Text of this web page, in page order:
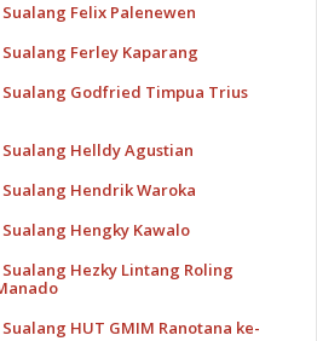
Felix Palenewen
Ferley Kaparang
Godfried Timpua Trius
Helldy Agustian
Hendrik Waroka
Hengky Kawalo
Hezky Lintang Roling
HUT GMIM Ranotana ke-